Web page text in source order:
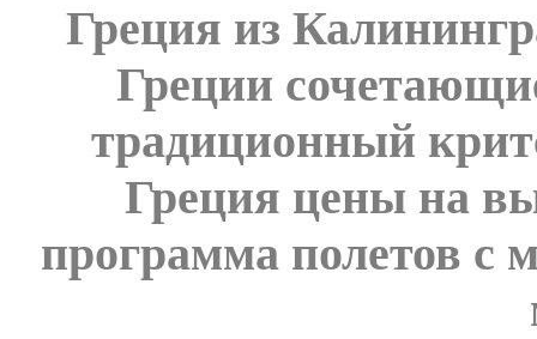
Греция из
Греции
традиционный
Греция цены на
программа полетов с